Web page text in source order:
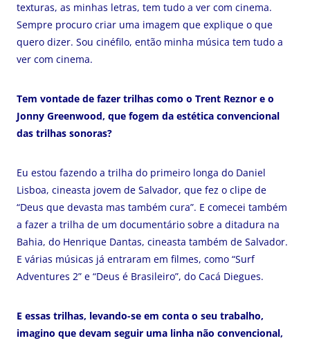
texturas, as minhas letras, tem tudo a ver com cinema.
Sempre procuro criar uma imagem que explique o que
quero dizer. Sou cinéfilo, então minha música tem tudo a
ver com cinema.
Tem vontade de fazer trilhas como o Trent Reznor e o
Jonny Greenwood, que fogem da estética convencional
das trilhas sonoras?
Eu estou fazendo a trilha do primeiro longa do Daniel
Lisboa, cineasta jovem de Salvador, que fez o clipe de
“Deus que devasta mas também cura”. E comecei também
a fazer a trilha de um documentário sobre a ditadura na
Bahia, do Henrique Dantas, cineasta também de Salvador.
E várias músicas já entraram em filmes, como “Surf
Adventures 2” e “Deus é Brasileiro”, do Cacá Diegues.
E essas trilhas, levando-se em conta o seu trabalho,
imagino que devam seguir uma linha não convencional,